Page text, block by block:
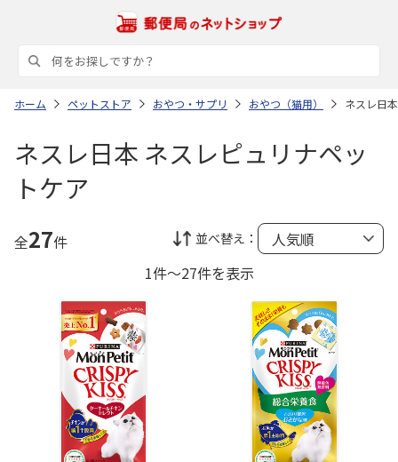
ホーム ペットストア おやつ・サプリ おやつ（猫用） ネスレ日
ネスレ日本 ネスレピュリナペッ
トケア
全27件 並べ替え：
1件～27件を表示